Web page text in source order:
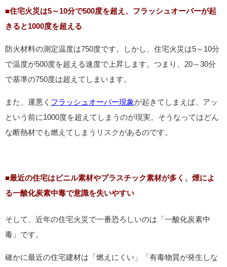
■住宅火災は5～10分で500度を超え、フラッシュオーバーが起
きると1000度を超える
防火材料の測定温度は750度です。しかし、住宅火災は5～10分
で温度が500度を超える速度で上昇します。つまり、20～30分
で基準の750度は超えてしまいます。
また、運悪く フラッシュオーバー現象 が起きてしまえば、アッ
という前に1000度を超えてしまうのが現実。そうなってはどん
な断熱材でも燃えてしまうリスクがあるのです。
■最近の住宅はビニル素材やプラスチック素材が多く、煙によ
る一酸化炭素中毒で意識を失いやすい
そして、近年の住宅火災で一番恐ろしいのは「一酸化炭素中
毒」です。
確かに最近の住宅建材は「燃えにくい」「有毒物質が発生しな